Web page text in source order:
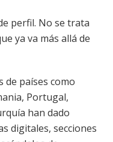
perfil. No se trata
ya va más allá de
de países como
Portugal,
han dado
digitales, secciones